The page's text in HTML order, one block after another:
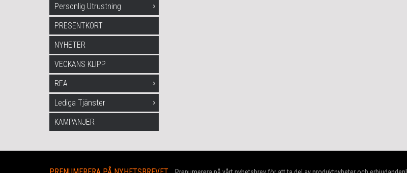
Personlig Utrustning
PRESENTKORT
NYHETER
VECKANS KLIPP
REA
Lediga Tjänster
KAMPANJER